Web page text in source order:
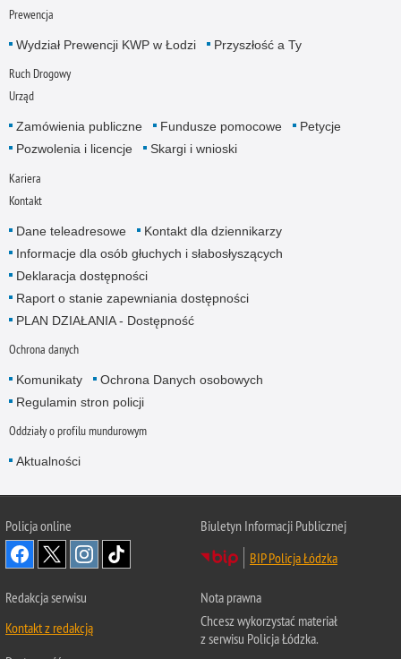
Prewencja
Wydział Prewencji KWP w Łodzi Przyszłość a Ty
Ruch Drogowy
Urząd
Zamówienia publiczne Fundusze pomocowe
Petycje
Pozwolenia i licencje
Skargi i wnioski
Kariera
Kontakt
Dane teleadresowe
Kontakt dla dziennikarzy
Informacje dla osób głuchych i słabosłyszących
Deklaracja dostępności
Raport o stanie zapewniania dostępności
PLAN DZIAŁANIA - Dostępność
Ochrona danych
Komunikaty
Ochrona Danych osobowych
Regulamin stron policji
Oddziały o profilu mundurowym
Aktualności
Policja online
Biuletyn Informacji Publicznej
BIP Policja Łódzka
Redakcja serwisu
Kontakt z redakcją
Nota prawna
Chcesz wykorzystać materiał
z serwisu Policja Łódzka.